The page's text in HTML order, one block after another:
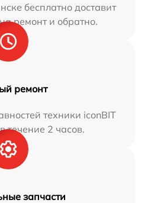
бесплатно доставит
ремонт и обратно.
ремонт
техники iconBIT
течение 2 часов.
запчасти